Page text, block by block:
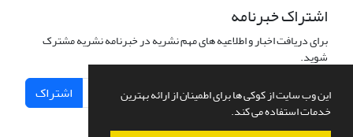
این وب سایت از کوکی ها برای اطمینان از ارائه بهترین
خدمات استفاده می کند.
اشتراک خبرنامه
برای دریافت اخبار و اطلاعیه های مهم نشریه در خبرنامه نشریه مشترک
شوید.
اشتراک